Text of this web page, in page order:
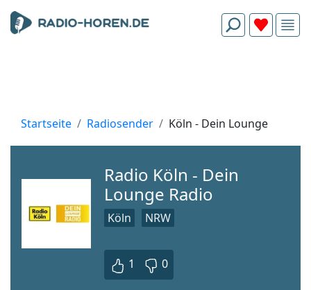
Startseite Radiosender Köln - Dein Lounge
Radio Köln - Dein
Lounge Radio
Köln NRW
1 0